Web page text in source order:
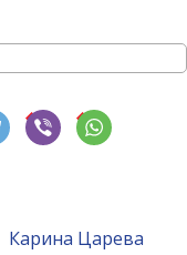
Карина Царева